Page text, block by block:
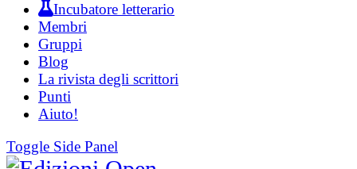
Incubatore letterario
Membri
Gruppi
Blog
La rivista degli scrittori
Punti
Aiuto!
Toggle Side Panel